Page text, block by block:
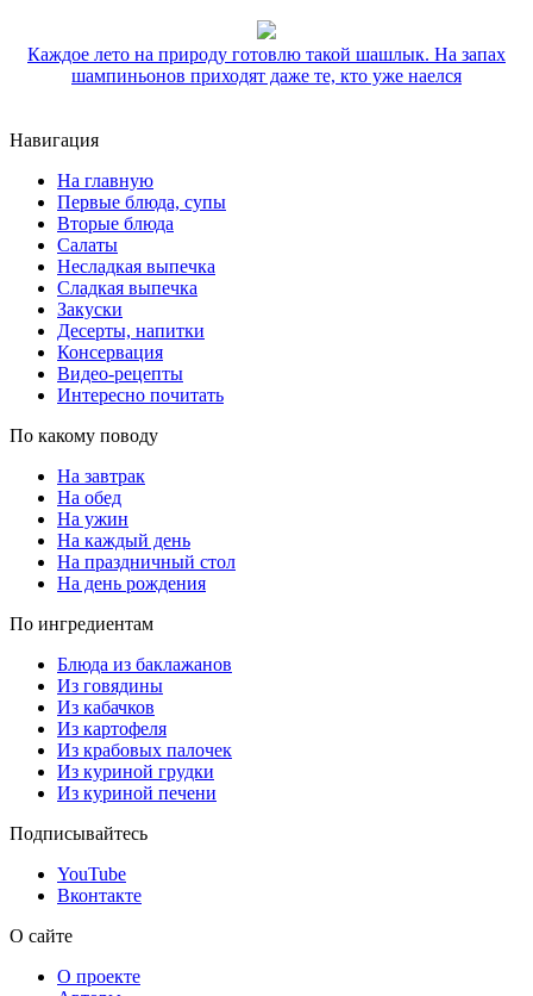
Каждое лето на природу готовлю такой шашлык. На запах
шампиньонов приходят даже те, кто уже наелся
Навигация
На главную
Первые блюда, супы
Вторые блюда
Салаты
Несладкая выпечка
Сладкая выпечка
Закуски
Десерты, напитки
Консервация
Видео-рецепты
Интересно почитать
По какому поводу
На завтрак
На обед
На ужин
На каждый день
На праздничный стол
На день рождения
По ингредиентам
Блюда из баклажанов
Из говядины
Из кабачков
Из картофеля
Из крабовых палочек
Из куриной грудки
Из куриной печени
Подписывайтесь
YouTube
Вконтакте
О сайте
О проекте